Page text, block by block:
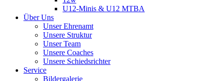
U12-Minis & U12 MTBA
Über Uns
Unser Ehrenamt
Unsere Struktur
Unser Team
Unsere Coaches
Unsere Schiedsrichter
Service
Bildergalerie